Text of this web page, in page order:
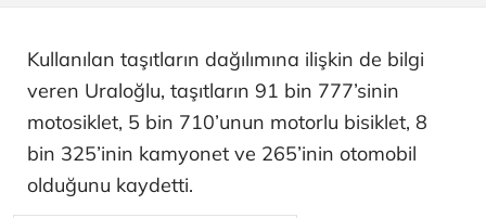
Kullanılan taşıtların dağılımına ilişkin de bilgi
veren Uraloğlu, taşıtların 91 bin 777’sinin
motosiklet, 5 bin 710’unun motorlu bisiklet, 8
bin 325’inin kamyonet ve 265’inin otomobil
olduğunu kaydetti.